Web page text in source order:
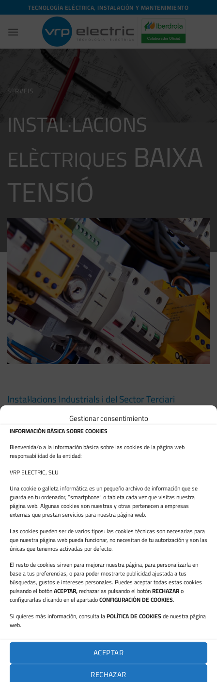
Gestionar consentimiento
INFORMACIÓN BÁSICA SOBRE COOKIES
Bienvenida/o a la información básica sobre las cookies de la página web
responsabilidad de la entidad:
VRP ELECTRIC, SLU
Una cookie o galleta informática es un pequeño archivo de información que se
guarda en tu ordenador, “smartphone” o tableta cada vez que visitas nuestra
página web. Algunas cookies son nuestras y otras pertenecen a empresas
externas que prestan servicios para nuestra página web.
Las cookies pueden ser de varios tipos: las cookies técnicas son necesarias para
que nuestra página web pueda funcionar, no necesitan de tu autorización y son las
únicas que tenemos activadas por defecto.
El resto de cookies sirven para mejorar nuestra página, para personalizarla en
base a tus preferencias, o para poder mostrarte publicidad ajustada a tus
búsquedas, gustos e intereses personales. Puedes aceptar todas estas cookies
pulsando el botónACEPTAR,rechazarlas pulsando el botónRECHAZARo
configurarlas clicando en el apartadoCONFIGURACIÓN DE COOKIES.
Si quieres más información, consulta laPOLÍTICA DE COOKIESde nuestra página
web.
ACEPTAR
RECHAZAR
to
content
TECNOLOGÍA ELÉCTRICA, INSTALACIÓN Y MANTENIMIENTO
SERVEIS
INSTAL·LACIONS
ELÈCTRIQUES BAIXA
TENSIÓ
Instal·lacions Industrials i del Sector Terciari
>MantenimentIndustrial.
>Instal·lacionsIndustrials, Terciàries i Residencials.
>Quadres elèctrics
SERVEIS
INSTAL·LACIONS
ELÈCTRIQUES
MITJANA TENSIÓ